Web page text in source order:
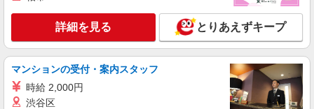
株式会社kotrio /●UT-H-1981041
サ高住の補助STAFF
時給1500円〜2125円 ＜日払い有/週払い有/交
詳細を見る とりあえずキープ
マンションの受付・案内スタッフ
時給 2,000円
渋谷区